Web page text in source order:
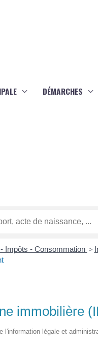
DÉMARCHES
Impôts - Consommation >
immobilière
l'information légale et